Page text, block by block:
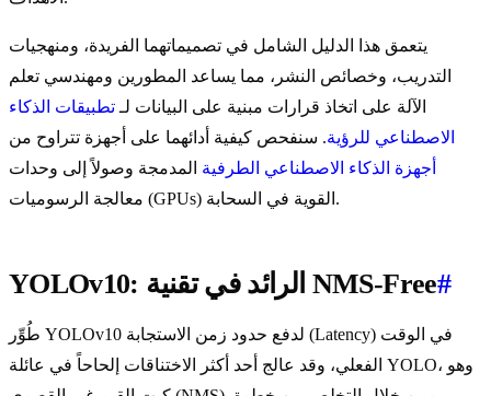
يتعمق هذا الدليل الشامل في تصميماتهما الفريدة، ومنهجيات
التدريب، وخصائص النشر، مما يساعد المطورين ومهندسي تعلم
الآلة على اتخاذ قرارات مبنية على البيانات لـ تطبيقات الذكاء
الاصطناعي للرؤية. سنفحص كيفية أدائهما على أجهزة تتراوح من
أجهزة الذكاء الاصطناعي الطرفية المدمجة وصولاً إلى وحدات
معالجة الرسوميات (GPUs) القوية في السحابة.
YOLOv10: الرائد في تقنية NMS-Free#
طُوِّر YOLOv10 لدفع حدود زمن الاستجابة (Latency) في الوقت
الفعلي، وقد عالج أحد أكثر الاختناقات إلحاحاً في عائلة YOLO، وهو